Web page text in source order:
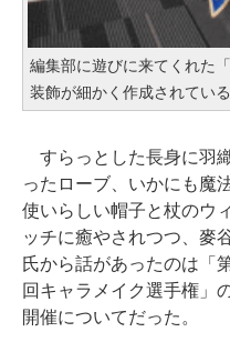
編集部に遊びに来てくれた
装飾が細かく作成されている
すらっとした長身に羽
ったローブ、いかにも魔
使いらしい帽子と杖のウィ
ッチに癒やされつつ、麥
氏から話があったのは「
回キャラメイク選手権」
開催についてだった。